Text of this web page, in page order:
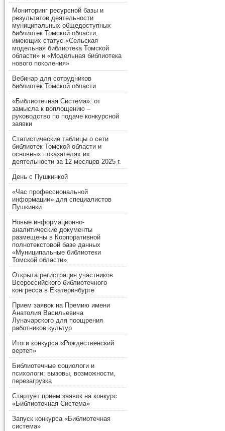
Мониторинг ресурсной базы и
результатов деятельности
муниципальных общедоступных
библиотек Томской области,
имеющих статус «Сельская
модельная библиотека Томской
области» и «Модельная библиотека
нового поколения»
Вебинар для сотрудников
библиотек Томской области
«Библиотечная Система»: от
замысла к воплощению –
руководство по подаче конкурсной
заявки
Статистические таблицы о сети
библиотек Томской области и
основных показателях их
деятельности за 12 месяцев 2025 г.
День с Пушкинкой
«Час профессиональной
информации» для специалистов
Пушкинки
Новые информационно-
аналитические документы
размещены в Корпоративной
полнотекстовой базе данных
«Муниципальные библиотеки
Томской области»
Открыта регистрация участников
Всероссийского библиотечного
конгресса в Екатеринбурге
Прием заявок на Премию имени
Анатолия Васильевича
Луначарского для поощрения
работников культур
Итоги конкурса «Рождественский
вертеп»
Библиотечные социологи и
психологи: вызовы, возможности,
перезагрузка
Стартует прием заявок на конкурс
«Библиотечная Система»
Запуск конкурса «Библиотечная
система»